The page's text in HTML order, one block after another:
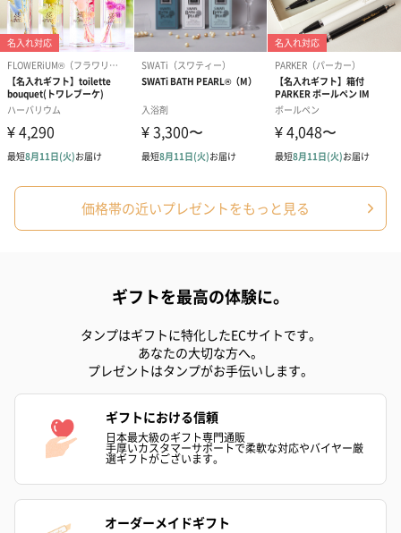
価格帯の近いプレゼントをもっと見る
ギフトを最高の体験に。
タンプはギフトに特化したECサイトです。
あなたの大切な方へ。
プレゼントはタンプがお手伝いします。
ギフトにおける信頼
日本最大級のギフト専門通販
手厚いカスタマーサポートで柔軟な対応やバイヤー厳
選ギフトがございます。
オーダーメイドギフト